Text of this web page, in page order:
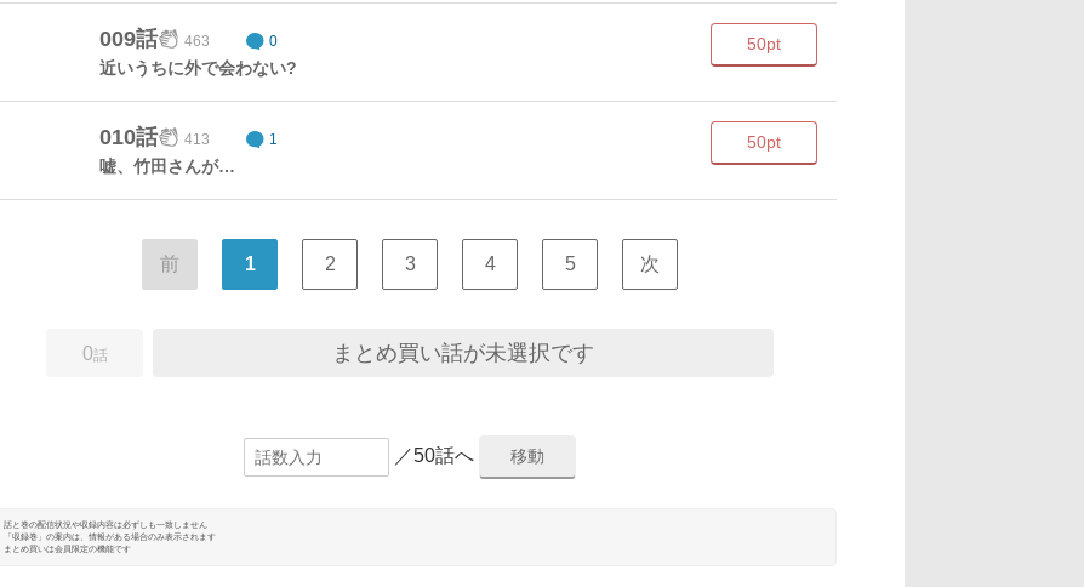
009話 463 0
近いうちに外で会わない?
50pt
010話 413 1
嘘、竹田さんが…
50pt
前 1 2 3 4 5 次
0話 まとめ買い話が未選択です
／50話へ
話と巻の配信状況や収録内容は必ずしも一致しません
「収録巻」の案内は、情報がある場合のみ表示されます
まとめ買いは会員限定の機能です